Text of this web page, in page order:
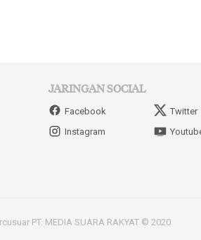
JARINGAN SOCIAL
Facebook
Twitter
Instagram
PT. MEDIA SUARA RAKYAT © 2020